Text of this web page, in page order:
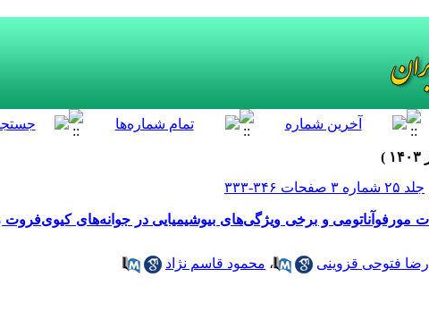
جلد ۲۵ شماره ۳ صفحات ۳۴۶-۳۳۳
رضا فتوحی قزوینی ، محمود قاسم نژاد